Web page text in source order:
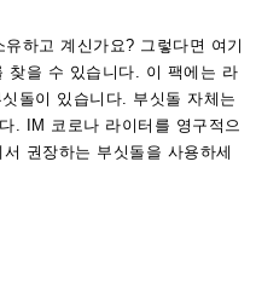
하고 계신가요? 그렇다면 여기
찾을 수 있습니다. 이 팩에는 라
돌이 있습니다. 부싯돌 자체는
. IM 코로나 라이터를 영구적으
권장하는 부싯돌을 사용하세